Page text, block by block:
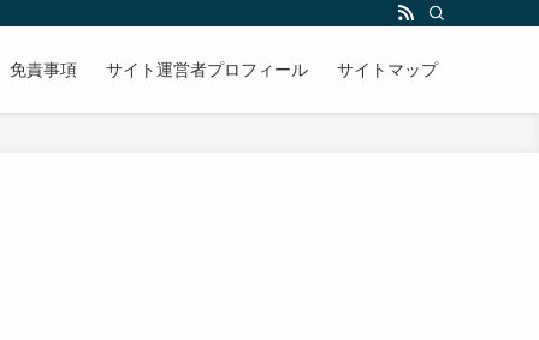
免責事項 サイト運営者プロフィール サイトマップ